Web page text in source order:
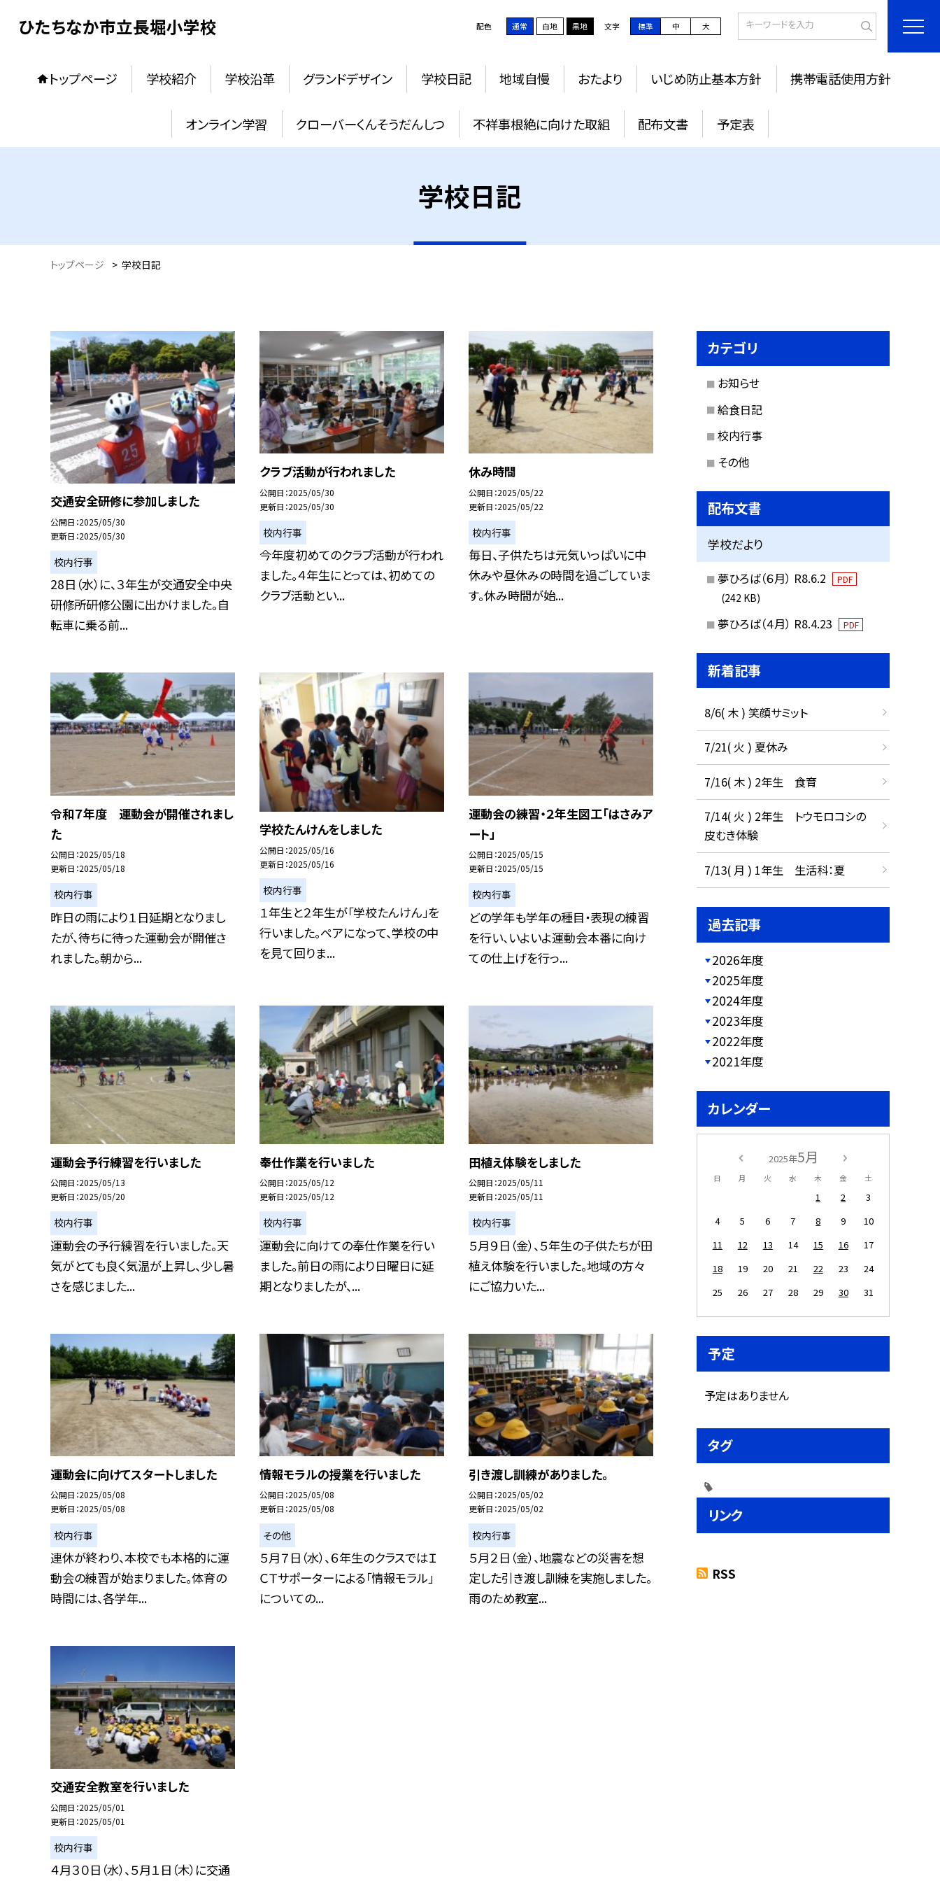
ひたちなか市立長堀小学校 配色 通常 白地 黒地 文字 標準 中 大
トップページ 学校紹介 学校沿革 グランドデザイン 学校日記 地域自慢 おたより いじめ防止基本方針 携帯電話使用方針
オンライン学習 クローバーくんそうだんしつ 不祥事根絶に向けた取組 配布文書 予定表
学校日記
トップページ > 学校日記
交通安全研修に参加しました
公開日 2025/05/30
更新日 2025/05/30
校内行事
28日（水）に、３年生が交通安全中央
研修所研修公園に出かけました。自
転車に乗る前...
クラブ活動が行われました
公開日 2025/05/30
更新日 2025/05/30
校内行事
今年度初めてのクラブ活動が行われ
ました。４年生にとっては、初めての
クラブ活動とい...
休み時間
公開日 2025/05/22
更新日 2025/05/22
校内行事
毎日、子供たちは元気いっぱいに中
休みや昼休みの時間を過ごしていま
す。休み時間が始...
令和７年度 運動会が開催されまし
た
公開日 2025/05/18
更新日 2025/05/18
校内行事
昨日の雨により１日延期となりまし
たが、待ちに待った運動会が開催さ
れました。朝から...
学校たんけんをしました
公開日 2025/05/16
更新日 2025/05/16
校内行事
１年生と２年生が「学校たんけん」を
行いました。ペアになって、学校の中
を見て回りま...
運動会の練習・２年生図工「はさみア
ート」
公開日 2025/05/15
更新日 2025/05/15
校内行事
どの学年も学年の種目・表現の練習
を行い、いよいよ運動会本番に向け
ての仕上げを行っ...
運動会予行練習を行いました
公開日 2025/05/13
更新日 2025/05/20
校内行事
運動会の予行練習を行いました。天
気がとても良く気温が上昇し、少し暑
さを感じました...
奉仕作業を行いました
公開日 2025/05/12
更新日 2025/05/12
校内行事
運動会に向けての奉仕作業を行い
ました。前日の雨により日曜日に延
期となりましたが、...
田植え体験をしました
公開日 2025/05/11
更新日 2025/05/11
校内行事
５月９日（金）、５年生の子供たちが田
植え体験を行いました。地域の方々
にご協力いた...
運動会に向けてスタートしました
公開日 2025/05/08
更新日 2025/05/08
校内行事
連休が終わり、本校でも本格的に運
動会の練習が始まりました。体育の
時間には、各学年...
情報モラルの授業を行いました
公開日 2025/05/08
更新日 2025/05/08
その他
５月７日（水）、６年生のクラスではＩ
ＣＴサポーターによる「情報モラル」
についての...
引き渡し訓練がありました。
公開日 2025/05/02
更新日 2025/05/02
校内行事
５月２日（金）、地震などの災害を想
定した引き渡し訓練を実施しました。
雨のため教室...
交通安全教室を行いました
公開日 2025/05/01
更新日 2025/05/01
校内行事
４月３０日（水）、５月１日（木）に交通
カテゴリ
お知らせ
給食日記
校内行事
その他
配布文書
学校だより
夢ひろば（６月） R8.6.2 PDF
(242 KB)
夢ひろば（４月） R8.4.23 PDF
新着記事
8/6( 木 ) 笑顔サミット
7/21( 火 ) 夏休み
7/16( 木 ) 2年生 食育
7/14( 火 ) 2年生 トウモロコシの
皮むき体験
7/13( 月 ) 1年生 生活科：夏
過去記事
2026年度
2025年度
2024年度
2023年度
2022年度
2021年度
カレンダー
2025年5月
日 月 火 水 木 金 土
1 2
3
4
5 6 7 8 9
10
11
12 13 14 15 16
17
18
19 20 21 22 23
24
25
26 27 28 29 30 31
予定
予定はありません
タグ
リンク
RSS